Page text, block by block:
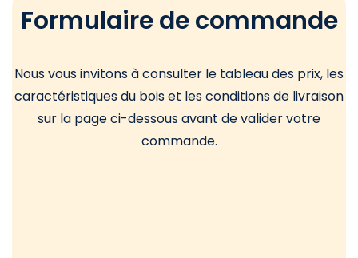
Formulaire de commande
Nous vous invitons à consulter le tableau des prix, les
caractéristiques du bois et les conditions de livraison
sur la page ci-dessous avant de valider votre
commande.